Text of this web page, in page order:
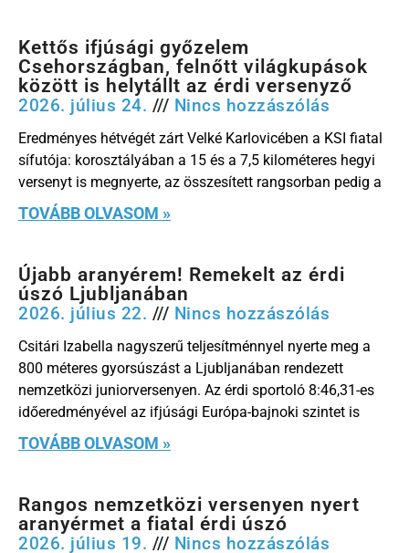
Kettős ifjúsági győzelem
Csehországban, felnőtt világkupások
között is helytállt az érdi versenyző
2026. július 24. Nincs hozzászólás
Eredményes hétvégét zárt Velké Karlovicében a KSI fiatal
sífutója: korosztályában a 15 és a 7,5 kilométeres hegyi
versenyt is megnyerte, az összesített rangsorban pedig a
TOVÁBB OLVASOM »
Újabb aranyérem! Remekelt az érdi
úszó Ljubljanában
2026. július 22. Nincs hozzászólás
Csitári Izabella nagyszerű teljesítménnyel nyerte meg a
800 méteres gyorsúszást a Ljubljanában rendezett
nemzetközi juniorversenyen. Az érdi sportoló 8:46,31-es
időeredményével az ifjúsági Európa-bajnoki szintet is
TOVÁBB OLVASOM »
Rangos nemzetközi versenyen nyert
aranyérmet a fiatal érdi úszó
2026. július 19. Nincs hozzászólás